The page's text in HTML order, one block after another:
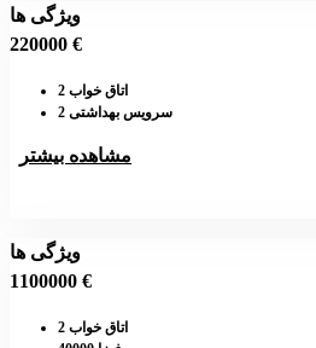
ویژگی ها
220000 €
اتاق خواب 2
سرویس بهداشتی 2
مشاهده بیشتر
ویژگی ها
1100000 €
اتاق خواب 2